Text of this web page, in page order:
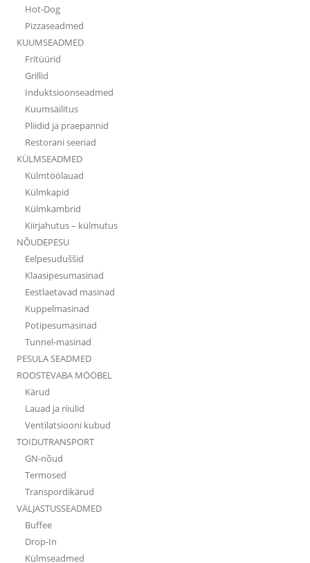
Hot-Dog
Pizzaseadmed
KUUMSEADMED
Fritüürid
Grillid
Induktsioonseadmed
Kuumsäilitus
Pliidid ja praepannid
Restorani seeriad
KÜLMSEADMED
Külmtöölauad
Külmkapid
Külmkambrid
Kiirjahutus – külmutus
NÕUDEPESU
Eelpesuduššid
Klaasipesumasinad
Eestlaetavad masinad
Kuppelmasinad
Potipesumasinad
Tunnel-masinad
PESULA SEADMED
ROOSTEVABA MÖÖBEL
Kärud
Lauad ja riiulid
Ventilatsiooni kubud
TOIDUTRANSPORT
GN-nõud
Termosed
Transpordikärud
VÄLJASTUSSEADMED
Buffee
Drop-In
Külmseadmed